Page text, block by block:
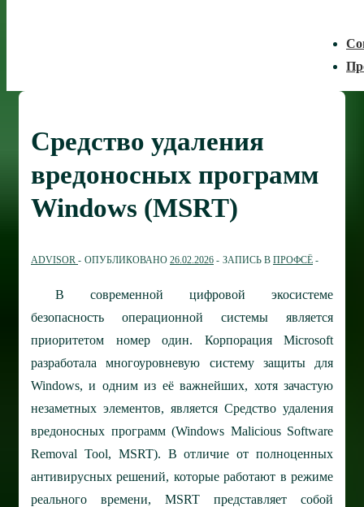
Средство удаления
вредоносных программ
Windows (MSRT)
ADVISOR ОПУБЛИКОВАНО 26.02.2026 ЗАПИСЬ В ПРОФСЁ
В современной цифровой экосистеме
безопасность операционной системы является
приоритетом номер один. Корпорация Microsoft
разработала многоуровневую систему защиты для
Windows, и одним из её важнейших, хотя зачастую
незаметных элементов, является Средство удаления
вредоносных программ (Windows Malicious Software
Removal Tool, MSRT). В отличие от полноценных
антивирусных решений, которые работают в режиме
реального времени, MSRT представляет собой